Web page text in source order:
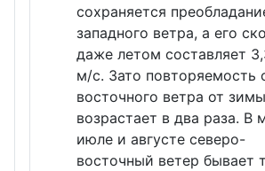
сохраняется
западного ветра, а его
даже летом составляет
м/с. Зато повторяемость
восточного ветра от
возрастает в два раза. В
июле и августе северо-
восточный ветер бывает